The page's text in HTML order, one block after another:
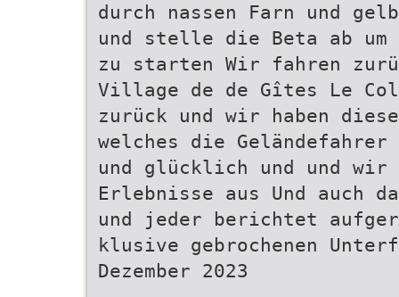
durch nassen Farn und
und stelle die Beta ab um
zu starten Wir fahren
Village de de Gîtes Le
zurück und wir haben
welches die
und glücklich und und wir
Erlebnisse aus Und auch
und jeder berichtet
klusive gebrochenen
Dezember 2023